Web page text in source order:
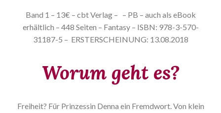
Band 1 – 13€ – cbt Verlag – – PB – auch als eBook
erhältlich – 448 Seiten – Fantasy – ISBN: 978-3-570-
31187-5 – ERSTERSCHEINUNG: 13.08.2018
Worum geht es?
Freiheit? Für Prinzessin Denna ein Fremdwort. Von klein